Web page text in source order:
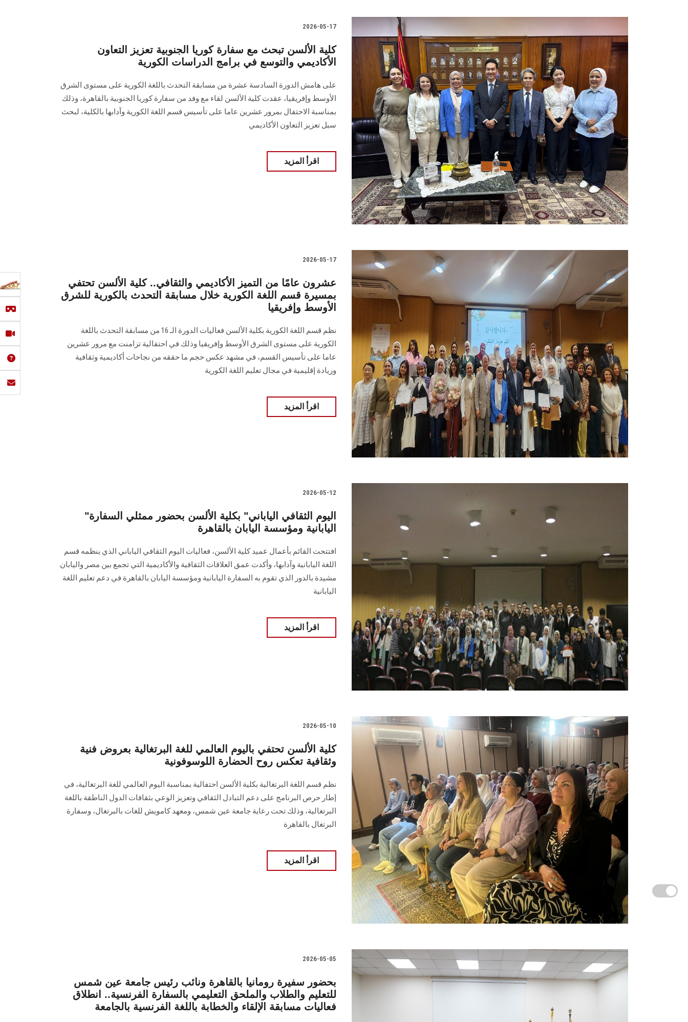
2026-05-17
كلية الألسن تبحث مع سفارة كوريا الجنوبية تعزيز التعاون
الأكاديمي والتوسع في برامج الدراسات الكورية
على هامش الدورة السادسة عشرة من مسابقة التحدث باللغة الكورية على مستوى الشرق
الأوسط وإفريقيا، عقدت كلية الألسن لقاء مع وفد من سفارة كوريا الجنوبية بالقاهرة، وذلك
بمناسبة الاحتفال بمرور عشرين عاما على تأسيس قسم اللغة الكورية وآدابها بالكلية، لبحث
سبل تعزيز التعاون الأكاديمي
اقرأ المزيد
2026-05-17
عشرون عامًا من التميز الأكاديمي والثقافي.. كلية الألسن تحتفي
بمسيرة قسم اللغة الكورية خلال مسابقة التحدث بالكورية للشرق
الأوسط وإفريقيا
نظم قسم اللغة الكورية بكلية الألسن فعاليات الدورة الـ 16 من مسابقة التحدث باللغة
الكورية على مستوى الشرق الأوسط وإفريقيا وذلك في احتفالية تزامنت مع مرور عشرين
عاما على تأسيس القسم، في مشهد عكس حجم ما حققه من نجاحات أكاديمية وثقافية
وريادة إقليمية في مجال تعليم اللغة الكورية
اقرأ المزيد
2026-05-12
"اليوم الثقافي الياباني" بكلية الألسن بحضور ممثلي السفارة
اليابانية ومؤسسة اليابان بالقاهرة
افتتحت القائم بأعمال عميد كلية الألسن، فعاليات اليوم الثقافي الياباني الذي ينظمه قسم
اللغة اليابانية وآدابها، وأكدت عمق العلاقات الثقافية والأكاديمية التي تجمع بين مصر واليابان
مشيدة بالدور الذي تقوم به السفارة اليابانية ومؤسسة اليابان بالقاهرة في دعم تعليم اللغة
اليابانية
اقرأ المزيد
2026-05-10
كلية الألسن تحتفي باليوم العالمي للغة البرتغالية بعروض فنية
وثقافية تعكس روح الحضارة اللوسوفونية
نظم قسم اللغة البرتغالية بكلية الألسن احتفالية بمناسبة اليوم العالمي للغة البرتغالية، في
إطار حرص البرنامج على دعم التبادل الثقافي وتعزيز الوعي بثقافات الدول الناطقة باللغة
البرتغالية، وذلك تحت رعاية جامعة عين شمس، ومعهد كامويش للغات بالبرتغال، وسفارة
البرتغال بالقاهرة
اقرأ المزيد
2026-05-05
بحضور سفيرة رومانيا بالقاهرة ونائب رئيس جامعة عين شمس
للتعليم والطلاب والملحق التعليمي بالسفارة الفرنسية.. انطلاق
فعاليات مسابقة الإلقاء والخطابة باللغة الفرنسية بالجامعة